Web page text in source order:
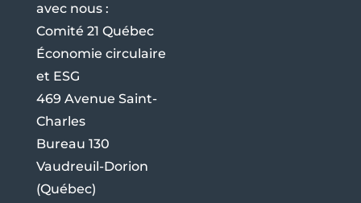
avec nous :
Comité 21 Québec
Économie circulaire
et ESG
469 Avenue Saint-
Charles
Bureau 130
Vaudreuil-Dorion
(Québec)